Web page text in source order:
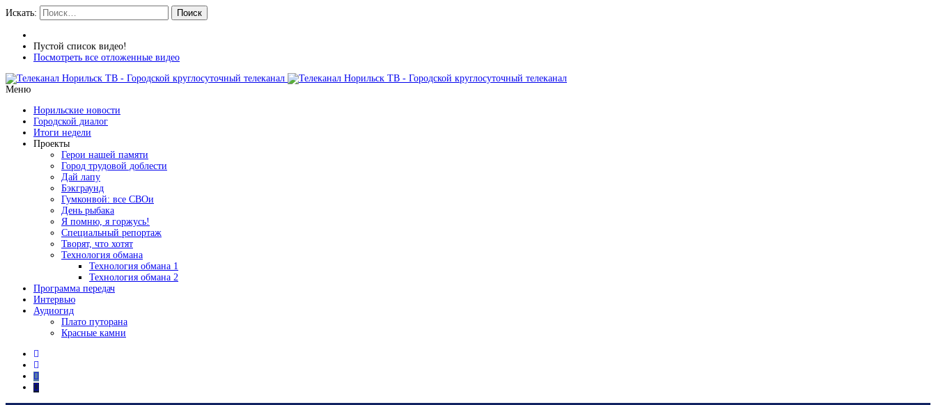
Искать: Поиск
Пустой список видео!
Посмотреть все отложенные видео
Меню
Норильские новости
Городской диалог
Итоги недели
Проекты
Герои нашей памяти
Город трудовой доблести
Дай лапу
Бэкграунд
Гумконвой: все СВОи
День рыбака
Я помню, я горжусь!
Специальный репортаж
Творят, что хотят
Технология обмана
Технология обмана 1
Технология обмана 2
Программа передач
Интервью
Аудиогид
Плато путорана
Красные камни